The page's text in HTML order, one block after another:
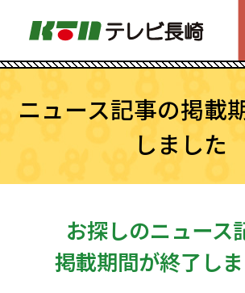
ニュース記事の掲載
しました
お探しのニュース
掲載期間が終了しま